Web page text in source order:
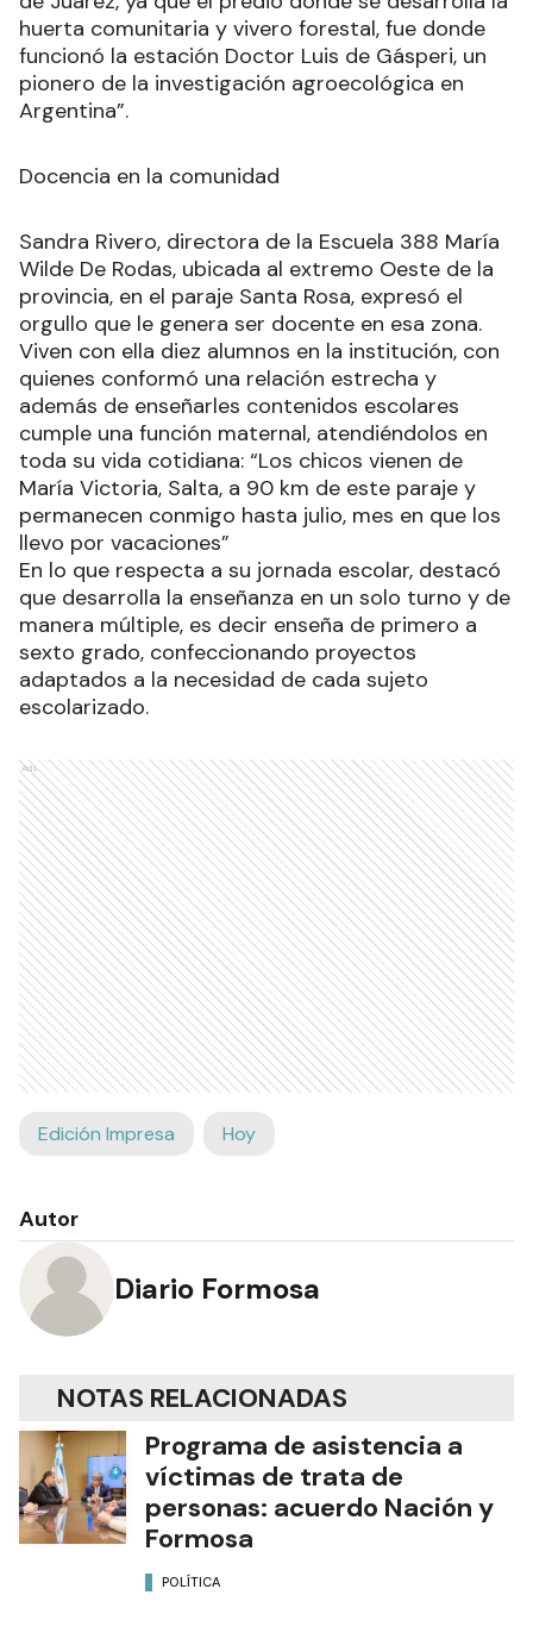
huerta comunitaria y vivero forestal, fue donde
funcionó la estación Doctor Luis de Gásperi, un
pionero de la investigación agroecológica en
Argentina”.
Docencia en la comunidad
Sandra Rivero, directora de la Escuela 388 María
Wilde De Rodas, ubicada al extremo Oeste de la
provincia, en el paraje Santa Rosa, expresó el
orgullo que le genera ser docente en esa zona.
Viven con ella diez alumnos en la institución, con
quienes conformó una relación estrecha y
además de enseñarles contenidos escolares
cumple una función maternal, atendiéndolos en
toda su vida cotidiana: “Los chicos vienen de
María Victoria, Salta, a 90 km de este paraje y
permanecen conmigo hasta julio, mes en que los
llevo por vacaciones”
En lo que respecta a su jornada escolar, destacó
que desarrolla la enseñanza en un solo turno y de
manera múltiple, es decir enseña de primero a
sexto grado, confeccionando proyectos
adaptados a la necesidad de cada sujeto
escolarizado.
Ads
Edición Impresa Hoy
Autor
Diario Formosa
NOTAS RELACIONADAS
Programa de asistencia a
víctimas de trata de
personas: acuerdo Nación y
Formosa
POLÍTICA